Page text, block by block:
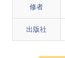
修者
出版社